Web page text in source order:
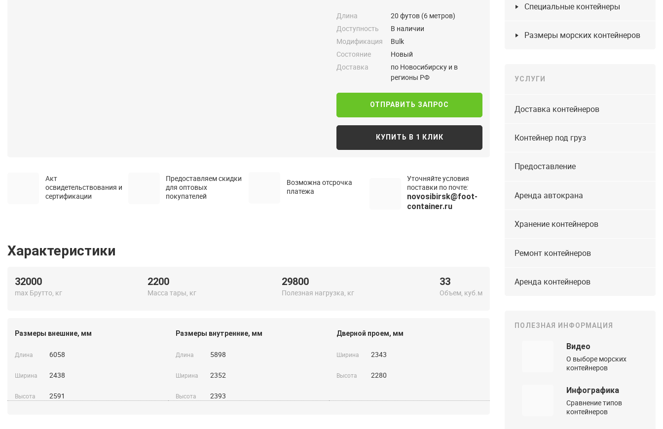
Длина
20 футов (6 метров)
Доступность
В наличии
Модификация
Bulk
Состояние
Новый
Доставка
по Новосибирску и в
регионы РФ
ОТПРАВИТЬ ЗАПРОС
КУПИТЬ В 1 КЛИК
Акт
освидетельствования и
сертификации
Предоставляем скидки
для оптовых
покупателей
Возможна отсрочка
платежа
Уточняйте условия
поставки по почте:
novosibirsk@foot-
container.ru
Характеристики
32000
max Брутто, кг
2200
Масса тары, кг
29800
Полезная нагрузка, кг
33
Объем, куб.м
Размеры внешние, мм
Длина 6058
Ширина 2438
Высота 2591
Размеры внутренние, мм
Длина 5898
Ширина 2352
Высота 2393
Дверной проем, мм
Ширина 2343
Высота 2280
Специальные контейнеры
Размеры морских контейнеров
УСЛУГИ
Доставка контейнеров
Контейнер под груз
Предоставление
Аренда автокрана
Хранение контейнеров
Ремонт контейнеров
Аренда контейнеров
ПОЛЕЗНАЯ ИНФОРМАЦИЯ
Видео
О выборе морских
контейнеров
Инфографика
Сравнение типов
контейнеров